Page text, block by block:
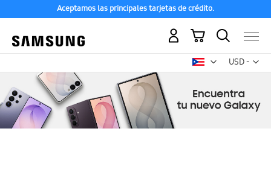
Aceptamos las principales tarjetas de crédito.
USD -
dólar
Mi carrito